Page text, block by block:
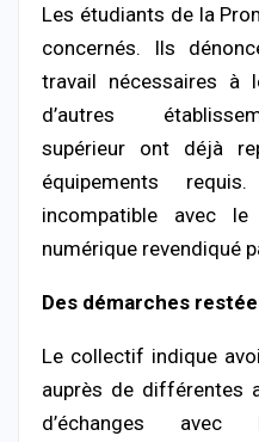
Les étudiants de la
concernés. Ils
travail nécessaires à
d’autres
supérieur ont déjà
équipements
incompatible avec le
numérique revendiqué
Des démarches
Le collectif indique
auprès de différentes
d’échanges